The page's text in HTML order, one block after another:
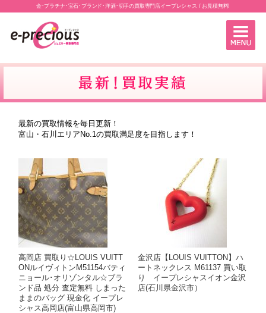
金･プラチナ･宝石･ブランド･洋酒･切手の買取専門店イープレシャス / お見積無料!
最新の買取情報を毎日更新！
富山・石川エリアNo.1の買取満足度を目指します！
高岡店 買取り☆LOUIS VUITT
ONルイヴィトンM51154バティ
ニョール･オリゾンタル☆ブラ
ンド品 処分 査定無料 しまった
ままのバッグ 現金化 イープレ
シャス高岡店(富山県高岡市)
金沢店【LOUIS VUITTON】ハ
ートネックレス M61137 買い取
り イープレシャスイオン金沢
店(石川県金沢市）